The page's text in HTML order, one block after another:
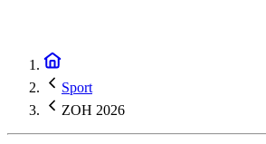
Sport
ZOH 2026